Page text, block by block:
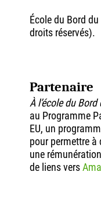
École du Bord
droits réservés).
Partenaire
À l’école du
au Programme
EU, un
pour permettre à
une
de liens vers